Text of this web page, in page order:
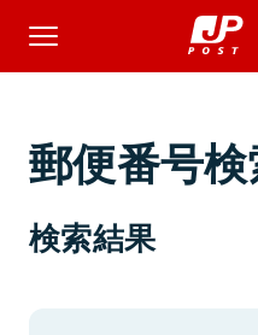
郵便番号
検索結果